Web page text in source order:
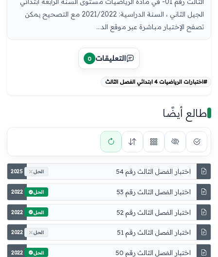
الجيل الثاني ، السنة الدراسية: 2021/2022 مع التصحيح يمكن
تصفح الإختبار مباشرة عبر موقع الد...
التعليقات 0
#اختبارات الرياضيات 4 ابتدائي الفصل الثالث
طالع أيضًا
اختبار الفصل الثالث رقم 54 2025 الحل
اختبار الفصل الثالث رقم 53 2022 الحل
اختبار الفصل الثالث رقم 52 2022 الحل
اختبار الفصل الثالث رقم 51 2022 الحل
اختبار الفصل الثالث رقم 50 2022 الحل